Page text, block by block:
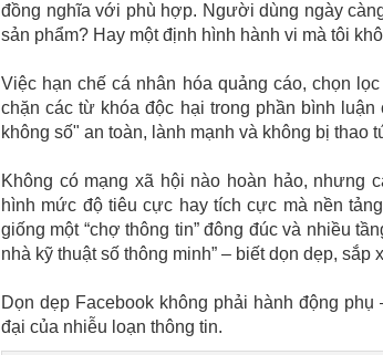
đồng nghĩa với phù hợp. Người dùng ngày
sản phẩm? Hay một định hình hành vi mà tôi
Việc hạn chế cá nhân hóa quảng cáo, chọn
chặn các từ khóa độc hại trong phần bình
không số" an toàn, lành mạnh và không bị thao
Không có mạng xã hội nào hoàn hảo, nhưng
hình mức độ tiêu cực hay tích cực mà nền
giống một “chợ thông tin” đông đúc và nhiều
nhà kỹ thuật số thông minh” – biết dọn dẹp, sắp
Dọn dẹp Facebook không phải hành động
đại của nhiễu loạn thông tin.